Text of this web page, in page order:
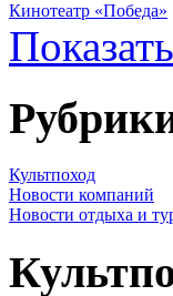
Кинотеатр «Победа»
Культпоход
Новости компаний
Новости отдыха и